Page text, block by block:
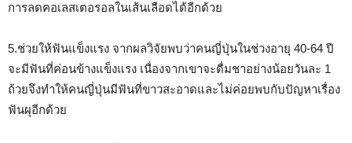
การลดคอเลสเตอรอลในเส้นเลือดได้อีกด้วย
5.ช่วยให้ฟันแข็งแรง จากผลวิจัยพบว่าคนญี่ปุ่นในช่วงอายุ 40-64 ปี
จะมีฟันที่ค่อนข้างแข็งแรง เนื่องจากเขาจะดื่มชาอย่างน้อยวันละ 1
ถ้วยจึงทำให้คนญี่ปุ่นมีฟันที่ขาวสะอาดและไม่ค่อยพบกับปัญหาเรื่อง
ฟันผุอีกด้วย